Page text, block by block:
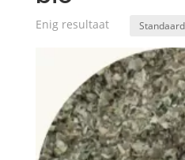
Enig resultaat